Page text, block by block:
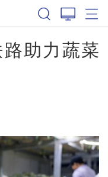
助力蔬菜